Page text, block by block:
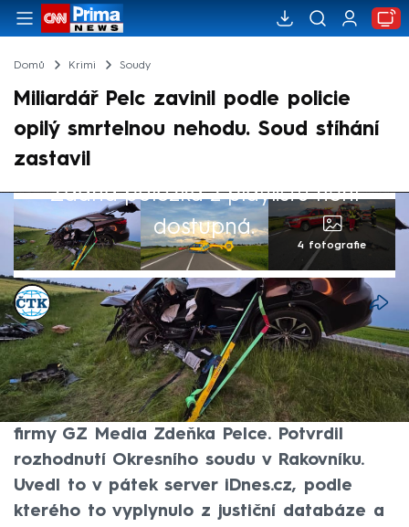
Domů Krimi Soudy
Miliardář Pelc zavinil podle policie
opilý smrtelnou nehodu. Soud stíhání
zastavil
Žádná položka z playlistu není
dostupná.
4 fotografie
ČTK
Akt. 29. kvě 2026, 14:45 • 29. kvě 2026, 14:31
Krajský soud v Praze definitivně zastavil
trestní stíhání někdejšího předsedy
představenstva loděnické gramofonové
firmy GZ Media Zdeňka Pelce. Potvrdil
rozhodnutí Okresního soudu v Rakovníku.
Uvedl to v pátek server iDnes.cz, podle
kterého to vyplynulo z justiční databáze a